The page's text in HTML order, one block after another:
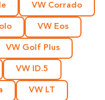
VW Corrado
VW Eos
VW Golf Plus
VW ID.5
VW LT